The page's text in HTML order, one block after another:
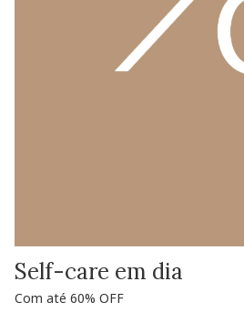
Self-care em dia
Com até 60% OFF